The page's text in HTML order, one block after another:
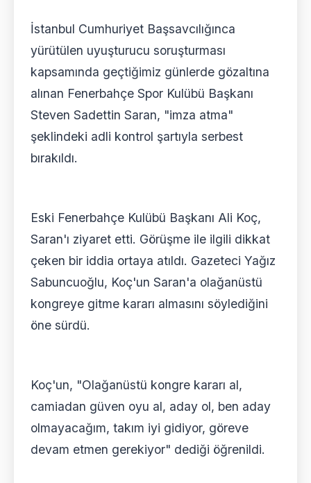
İstanbul Cumhuriyet Başsavcılığınca
yürütülen uyuşturucu soruşturması
kapsamında geçtiğimiz günlerde gözaltına
alınan Fenerbahçe Spor Kulübü Başkanı
Steven Sadettin Saran, "imza atma"
şeklindeki adli kontrol şartıyla serbest
bırakıldı.
Eski Fenerbahçe Kulübü Başkanı Ali Koç,
Saran'ı ziyaret etti. Görüşme ile ilgili dikkat
çeken bir iddia ortaya atıldı. Gazeteci Yağız
Sabuncuoğlu, Koç'un Saran'a olağanüstü
kongreye gitme kararı almasını söylediğini
öne sürdü.
Koç'un, "Olağanüstü kongre kararı al,
camiadan güven oyu al, aday ol, ben aday
olmayacağım, takım iyi gidiyor, göreve
devam etmen gerekiyor" dediği öğrenildi.